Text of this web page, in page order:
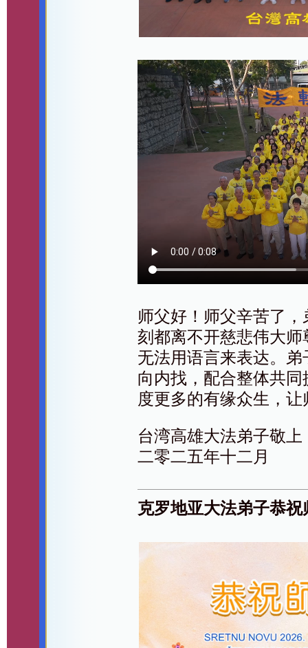
师父好！师父辛苦了
刻都离不开慈悲伟大
无法用语言来表达。
向内找，配合整体共
度更多的有缘众生，
台湾高雄大法弟子敬上
二零二五年十二月
克罗地亚大法弟子恭